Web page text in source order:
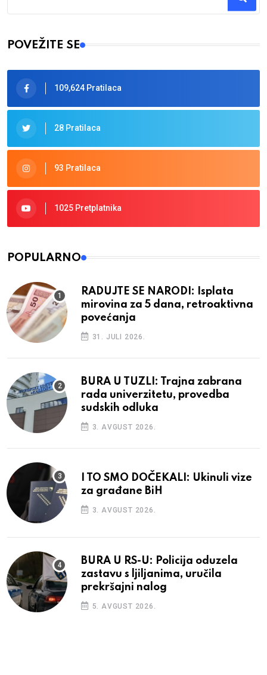
Type 2 or more characters for results.
POVEŽITE SE
109,624 Pratilaca
28 Pratilaca
93 Pratilaca
1025 Pretplatnika
POPULARNO
RADUJTE SE NARODI: Isplata
mirovina za 5 dana, retroaktivna
povećanja
31. JULI 2026.
BURA U TUZLI: Trajna zabrana
rada univerzitetu, provedba
sudskih odluka
3. AVGUST 2026.
I TO SMO DOČEKALI: Ukinuli vize
za građane BiH
3. AVGUST 2026.
BURA U RS-U: Policija oduzela
zastavu s ljiljanima, uručila
prekršajni nalog
5. AVGUST 2026.